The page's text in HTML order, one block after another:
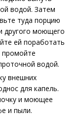
водой. Затем
туда порцию
другого моющего
ей поработать
промойте
водой.
внешних
для капель.
и моющее
и пыли.